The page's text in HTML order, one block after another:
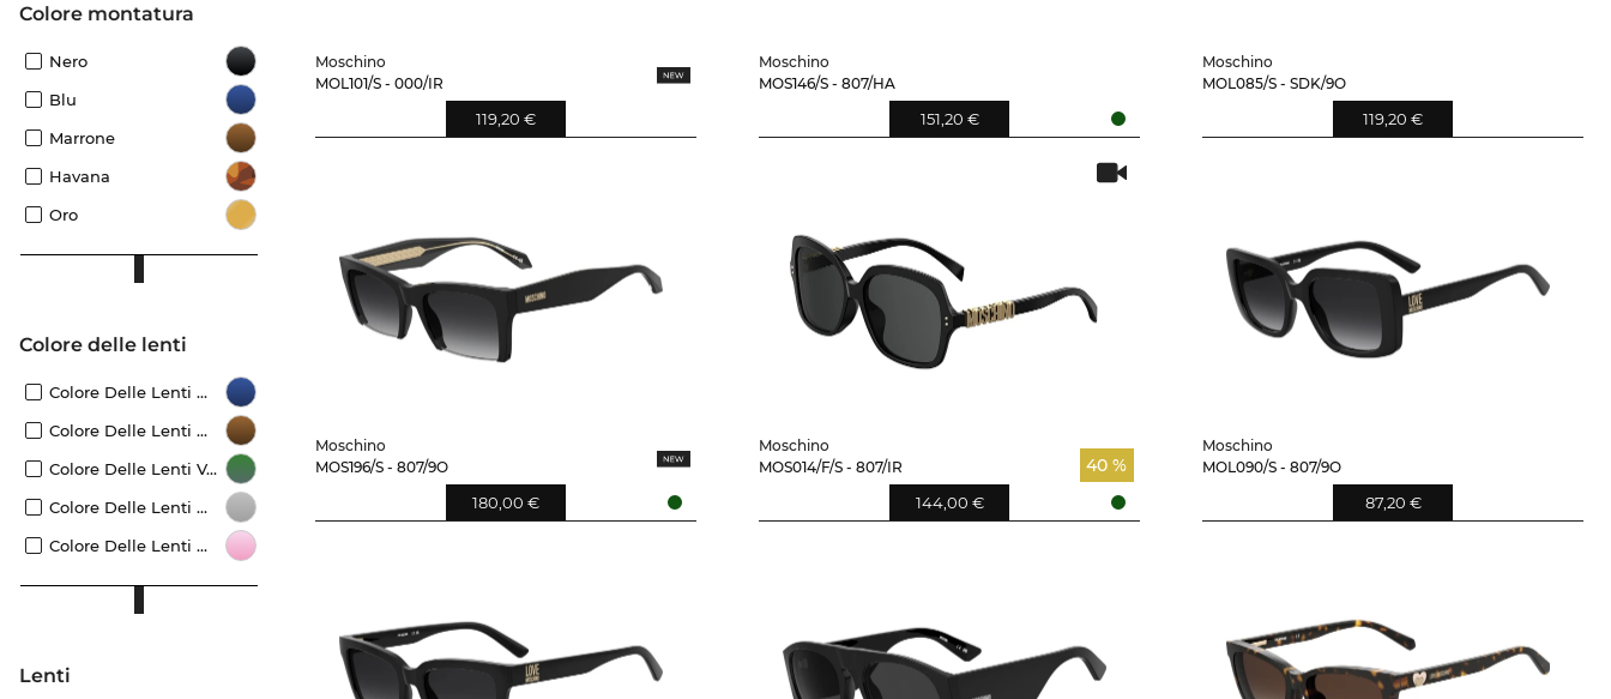
Colore montatura
Nero
Blu
Marrone
Havana
Oro
Colore delle lenti
Colore Delle Lenti Blu
Colore Delle Lenti Marrone
Colore Delle Lenti Verde
Colore Delle Lenti Grigio
Colore Delle Lenti Rosa
Lenti
Moschino
MOL101/S - 000/IR
119,20 €
Moschino
MOS146/S - 807/HA
151,20 €
Moschino
MOL085/S - SDK/9O
119,20 €
Moschino
MOS196/S - 807/9O
180,00 €
Moschino
MOS014/F/S - 807/IR
40 %
144,00 €
Moschino
MOL090/S - 807/9O
87,20 €